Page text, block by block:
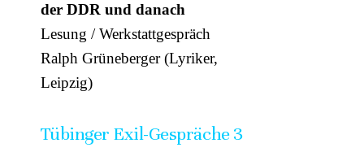
der DDR und danach
Lesung / Werkstattgespräch
Ralph Grüneberger (Lyriker,
Leipzig)
Tübinger Exil-Gespräche 3